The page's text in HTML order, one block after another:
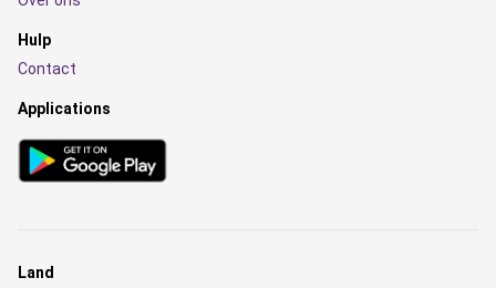
Hulp
Contact
Applications
Land